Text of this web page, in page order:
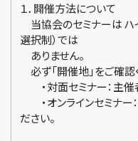
１．開催方法について
当協会のセミナーは ハ
選択制）では
ありません。
必ず「開催地」をご確認
・対面セミナー：主催
・オンラインセミナー
ださい。